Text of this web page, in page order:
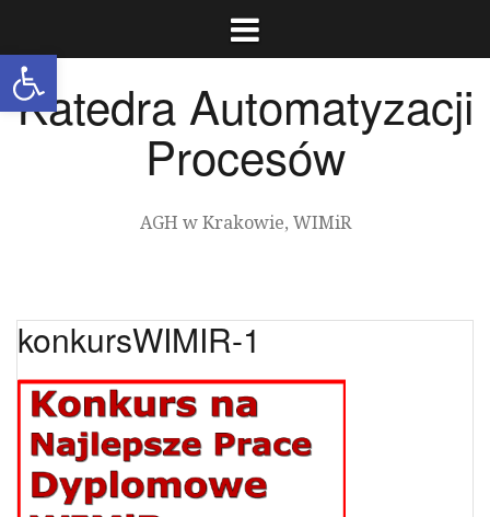
Otwórz pasek narzędzi
treści
Katedra Automatyzacji
Procesów
AGH w Krakowie, WIMiR
konkursWIMIR-1